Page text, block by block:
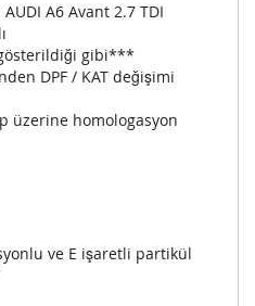
A6 Avant 2.7 TDI
gibi***
DPF / KAT değişimi
üzerine homologasyon
ve E işaretli partikül